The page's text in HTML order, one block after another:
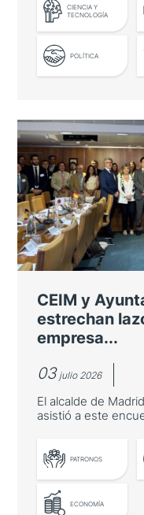
CIENCIA Y
TECNOLOGÍA
POLÍTICA
El ministro
destaca las
cooperación
innovación
José Manuel
redonda sobre
CEIM y
estrechan
empresa...
03 julio 2026
El alcalde de
asistió a este
PATRONOS
ECONOMÍA